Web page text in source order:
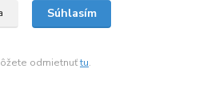
Súhlasím
odmietnuťtu.